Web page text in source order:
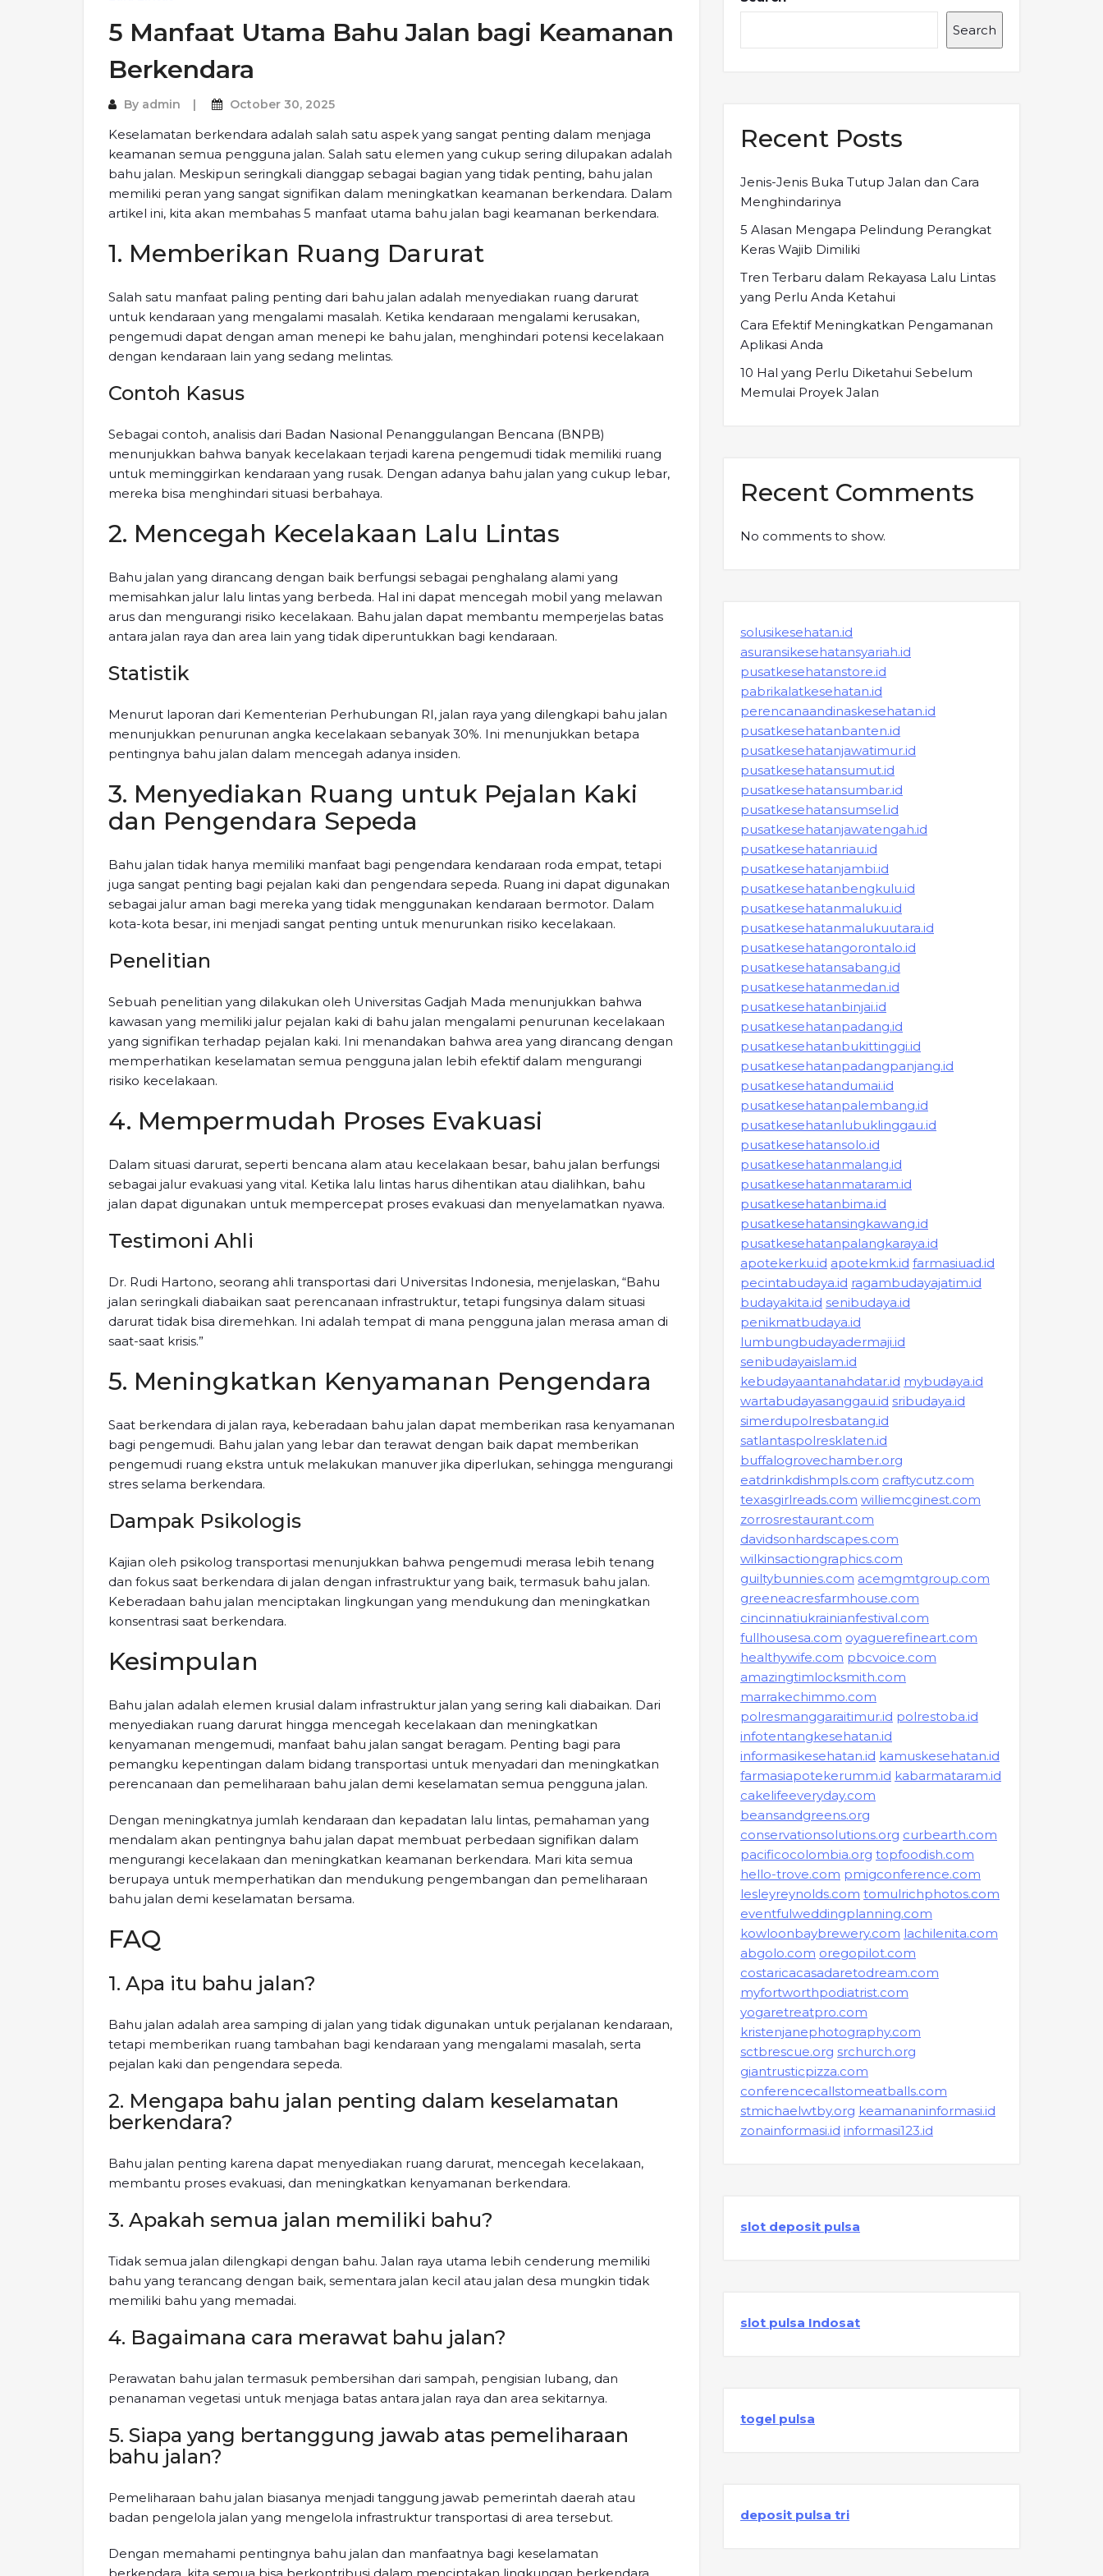
5 Manfaat Utama Bahu Jalan bagi Keamanan
Berkendara
By admin October 30, 2025
Keselamatan berkendara adalah salah satu aspek yang sangat penting dalam menjaga
keamanan semua pengguna jalan. Salah satu elemen yang cukup sering dilupakan adalah
bahu jalan. Meskipun seringkali dianggap sebagai bagian yang tidak penting, bahu jalan
memiliki peran yang sangat signifikan dalam meningkatkan keamanan berkendara. Dalam
artikel ini, kita akan membahas 5 manfaat utama bahu jalan bagi keamanan berkendara.
1. Memberikan Ruang Darurat
Salah satu manfaat paling penting dari bahu jalan adalah menyediakan ruang darurat
untuk kendaraan yang mengalami masalah. Ketika kendaraan mengalami kerusakan,
pengemudi dapat dengan aman menepi ke bahu jalan, menghindari potensi kecelakaan
dengan kendaraan lain yang sedang melintas.
Contoh Kasus
Sebagai contoh, analisis dari Badan Nasional Penanggulangan Bencana (BNPB)
menunjukkan bahwa banyak kecelakaan terjadi karena pengemudi tidak memiliki ruang
untuk meminggirkan kendaraan yang rusak. Dengan adanya bahu jalan yang cukup lebar,
mereka bisa menghindari situasi berbahaya.
2. Mencegah Kecelakaan Lalu Lintas
Bahu jalan yang dirancang dengan baik berfungsi sebagai penghalang alami yang
memisahkan jalur lalu lintas yang berbeda. Hal ini dapat mencegah mobil yang melawan
arus dan mengurangi risiko kecelakaan. Bahu jalan dapat membantu memperjelas batas
antara jalan raya dan area lain yang tidak diperuntukkan bagi kendaraan.
Statistik
Menurut laporan dari Kementerian Perhubungan RI, jalan raya yang dilengkapi bahu jalan
menunjukkan penurunan angka kecelakaan sebanyak 30%. Ini menunjukkan betapa
pentingnya bahu jalan dalam mencegah adanya insiden.
3. Menyediakan Ruang untuk Pejalan Kaki
dan Pengendara Sepeda
Bahu jalan tidak hanya memiliki manfaat bagi pengendara kendaraan roda empat, tetapi
juga sangat penting bagi pejalan kaki dan pengendara sepeda. Ruang ini dapat digunakan
sebagai jalur aman bagi mereka yang tidak menggunakan kendaraan bermotor. Dalam
kota-kota besar, ini menjadi sangat penting untuk menurunkan risiko kecelakaan.
Penelitian
Sebuah penelitian yang dilakukan oleh Universitas Gadjah Mada menunjukkan bahwa
kawasan yang memiliki jalur pejalan kaki di bahu jalan mengalami penurunan kecelakaan
yang signifikan terhadap pejalan kaki. Ini menandakan bahwa area yang dirancang dengan
memperhatikan keselamatan semua pengguna jalan lebih efektif dalam mengurangi
risiko kecelakaan.
4. Mempermudah Proses Evakuasi
Dalam situasi darurat, seperti bencana alam atau kecelakaan besar, bahu jalan berfungsi
sebagai jalur evakuasi yang vital. Ketika lalu lintas harus dihentikan atau dialihkan, bahu
jalan dapat digunakan untuk mempercepat proses evakuasi dan menyelamatkan nyawa.
Testimoni Ahli
Dr. Rudi Hartono, seorang ahli transportasi dari Universitas Indonesia, menjelaskan, “Bahu
jalan seringkali diabaikan saat perencanaan infrastruktur, tetapi fungsinya dalam situasi
darurat tidak bisa diremehkan. Ini adalah tempat di mana pengguna jalan merasa aman di
saat-saat krisis.”
5. Meningkatkan Kenyamanan Pengendara
Saat berkendara di jalan raya, keberadaan bahu jalan dapat memberikan rasa kenyamanan
bagi pengemudi. Bahu jalan yang lebar dan terawat dengan baik dapat memberikan
pengemudi ruang ekstra untuk melakukan manuver jika diperlukan, sehingga mengurangi
stres selama berkendara.
Dampak Psikologis
Kajian oleh psikolog transportasi menunjukkan bahwa pengemudi merasa lebih tenang
dan fokus saat berkendara di jalan dengan infrastruktur yang baik, termasuk bahu jalan.
Keberadaan bahu jalan menciptakan lingkungan yang mendukung dan meningkatkan
konsentrasi saat berkendara.
Kesimpulan
Bahu jalan adalah elemen krusial dalam infrastruktur jalan yang sering kali diabaikan. Dari
menyediakan ruang darurat hingga mencegah kecelakaan dan meningkatkan
kenyamanan mengemudi, manfaat bahu jalan sangat beragam. Penting bagi para
pemangku kepentingan dalam bidang transportasi untuk menyadari dan meningkatkan
perencanaan dan pemeliharaan bahu jalan demi keselamatan semua pengguna jalan.
Dengan meningkatnya jumlah kendaraan dan kepadatan lalu lintas, pemahaman yang
mendalam akan pentingnya bahu jalan dapat membuat perbedaan signifikan dalam
mengurangi kecelakaan dan meningkatkan keamanan berkendara. Mari kita semua
berupaya untuk memperhatikan dan mendukung pengembangan dan pemeliharaan
bahu jalan demi keselamatan bersama.
FAQ
1. Apa itu bahu jalan?
Bahu jalan adalah area samping di jalan yang tidak digunakan untuk perjalanan kendaraan,
tetapi memberikan ruang tambahan bagi kendaraan yang mengalami masalah, serta
pejalan kaki dan pengendara sepeda.
2. Mengapa bahu jalan penting dalam keselamatan
berkendara?
Bahu jalan penting karena dapat menyediakan ruang darurat, mencegah kecelakaan,
membantu proses evakuasi, dan meningkatkan kenyamanan berkendara.
3. Apakah semua jalan memiliki bahu?
Tidak semua jalan dilengkapi dengan bahu. Jalan raya utama lebih cenderung memiliki
bahu yang terancang dengan baik, sementara jalan kecil atau jalan desa mungkin tidak
memiliki bahu yang memadai.
4. Bagaimana cara merawat bahu jalan?
Perawatan bahu jalan termasuk pembersihan dari sampah, pengisian lubang, dan
penanaman vegetasi untuk menjaga batas antara jalan raya dan area sekitarnya.
5. Siapa yang bertanggung jawab atas pemeliharaan
bahu jalan?
Pemeliharaan bahu jalan biasanya menjadi tanggung jawab pemerintah daerah atau
badan pengelola jalan yang mengelola infrastruktur transportasi di area tersebut.
Dengan memahami pentingnya bahu jalan dan manfaatnya bagi keselamatan
Search
Recent Posts
Jenis-Jenis Buka Tutup Jalan dan Cara
Menghindarinya
5 Alasan Mengapa Pelindung Perangkat
Keras Wajib Dimiliki
Tren Terbaru dalam Rekayasa Lalu Lintas
yang Perlu Anda Ketahui
Cara Efektif Meningkatkan Pengamanan
Aplikasi Anda
10 Hal yang Perlu Diketahui Sebelum
Memulai Proyek Jalan
Recent Comments
No comments to show.
solusikesehatan.id
asuransikesehatansyariah.id
pusatkesehatanstore.id
pabrikalatkesehatan.id
perencanaandinaskesehatan.id
pusatkesehatanbanten.id
pusatkesehatanjawatimur.id
pusatkesehatansumut.id
pusatkesehatansumbar.id
pusatkesehatansumsel.id
pusatkesehatanjawatengah.id
pusatkesehatanriau.id
pusatkesehatanjambi.id
pusatkesehatanbengkulu.id
pusatkesehatanmaluku.id
pusatkesehatanmalukuutara.id
pusatkesehatangorontalo.id
pusatkesehatansabang.id
pusatkesehatanmedan.id
pusatkesehatanbinjai.id
pusatkesehatanpadang.id
pusatkesehatanbukittinggi.id
pusatkesehatanpadangpanjang.id
pusatkesehatandumai.id
pusatkesehatanpalembang.id
pusatkesehatanlubuklinggau.id
pusatkesehatansolo.id
pusatkesehatanmalang.id
pusatkesehatanmataram.id
pusatkesehatanbima.id
pusatkesehatansingkawang.id
pusatkesehatanpalangkaraya.id
apotekerku.id apotekmk.id farmasiuad.id
pecintabudaya.id ragambudayajatim.id
budayakita.id senibudaya.id
penikmatbudaya.id
lumbungbudayadermaji.id
senibudayaislam.id
kebudayaantanahdatar.id mybudaya.id
wartabudayasanggau.id sribudaya.id
simerdupolresbatang.id
satlantaspolresklaten.id
buffalogrovechamber.org
eatdrinkdishmpls.com craftycutz.com
texasgirlreads.com williemcginest.com
zorrosrestaurant.com
davidsonhardscapes.com
wilkinsactiongraphics.com
guiltybunnies.com acemgmtgroup.com
greeneacresfarmhouse.com
cincinnatiukrainianfestival.com
fullhousesa.com oyaguerefineart.com
healthywife.com pbcvoice.com
amazingtimlocksmith.com
marrakechimmo.com
polresmanggaraitimur.id polrestoba.id
infotentangkesehatan.id
informasikesehatan.id kamuskesehatan.id
farmasiapotekerumm.id kabarmataram.id
cakelifeeveryday.com
beansandgreens.org
conservationsolutions.org curbearth.com
pacificocolombia.org topfoodish.com
hello-trove.com pmigconference.com
lesleyreynolds.com tomulrichphotos.com
eventfulweddingplanning.com
kowloonbaybrewery.com lachilenita.com
abgolo.com oregopilot.com
costaricacasadaretodream.com
myfortworthpodiatrist.com
yogaretreatpro.com
kristenjanephotography.com
sctbrescue.org srchurch.org
giantrusticpizza.com
conferencecallstomeatballs.com
stmichaelwtby.org keamananinformasi.id
zonainformasi.id informasi123.id
slot deposit pulsa
slot pulsa Indosat
togel pulsa
deposit pulsa tri